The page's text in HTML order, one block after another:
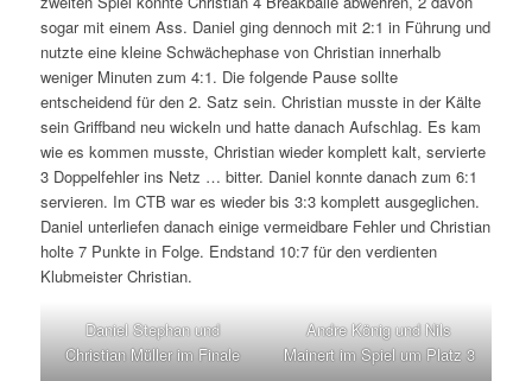
sogar mit einem Ass. Daniel ging dennoch mit 2:1 in Führung und
nutzte eine kleine Schwächephase von Christian innerhalb
weniger Minuten zum 4:1. Die folgende Pause sollte
entscheidend für den 2. Satz sein. Christian musste in der Kälte
sein Griffband neu wickeln und hatte danach Aufschlag. Es kam
wie es kommen musste, Christian wieder komplett kalt, servierte
3 Doppelfehler ins Netz … bitter. Daniel konnte danach zum 6:1
servieren. Im CTB war es wieder bis 3:3 komplett ausgeglichen.
Daniel unterliefen danach einige vermeidbare Fehler und Christian
holte 7 Punkte in Folge. Endstand 10:7 für den verdienten
Klubmeister Christian.
Daniel Stephan und
Christian Müller im Finale
Andre König und Nils
Mainert im Spiel um Platz 3